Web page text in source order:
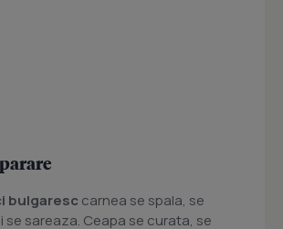
bulgaresc carnea se spala, se
sareaza. Ceapa se curata, se